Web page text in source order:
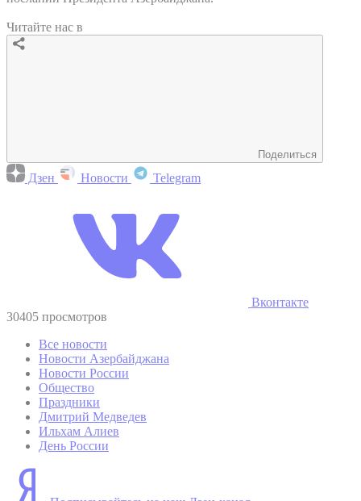
Читайте нас в
Поделиться
Дзен Новости Telegram
Вконтакте
30405 просмотров
Все новости
Новости Азербайджана
Новости России
Общество
Праздники
Дмитрий Медведев
Ильхам Алиев
День России